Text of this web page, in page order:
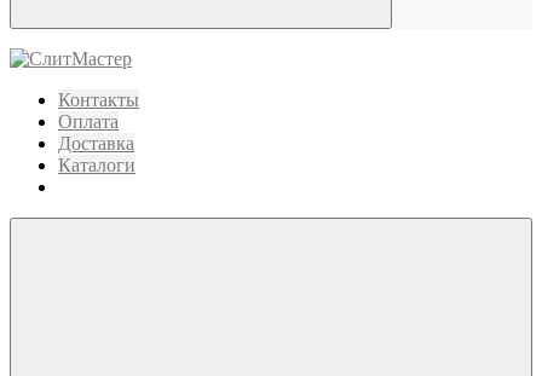
Контакты
Оплата
Доставка
Каталоги